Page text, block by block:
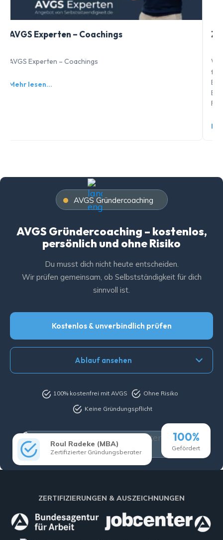
AVGS Experten – Coachings
AVGS Experten – Coachings
Mehr lesen…
AVGS Gründercoaching
AVGS Gründercoaching – kostenlos,
persönlich und ohne Risiko
Du musst dich nicht heute entscheiden.
Wir prüfen gemeinsam, ob Selbstständigkeit für dich
sinnvoll ist.
Kostenlos & unverbindlich prüfen
Ablauf ansehen
Keine Gründungspflicht
Ohne Risiko
100% kostenfrei mit AVGS
100%
Gefördert
Roul Radeke (MBA)
Zertifizierter Gründungsberater
ZERTIFIZIERUNGEN & AUSZEICHNUNGEN